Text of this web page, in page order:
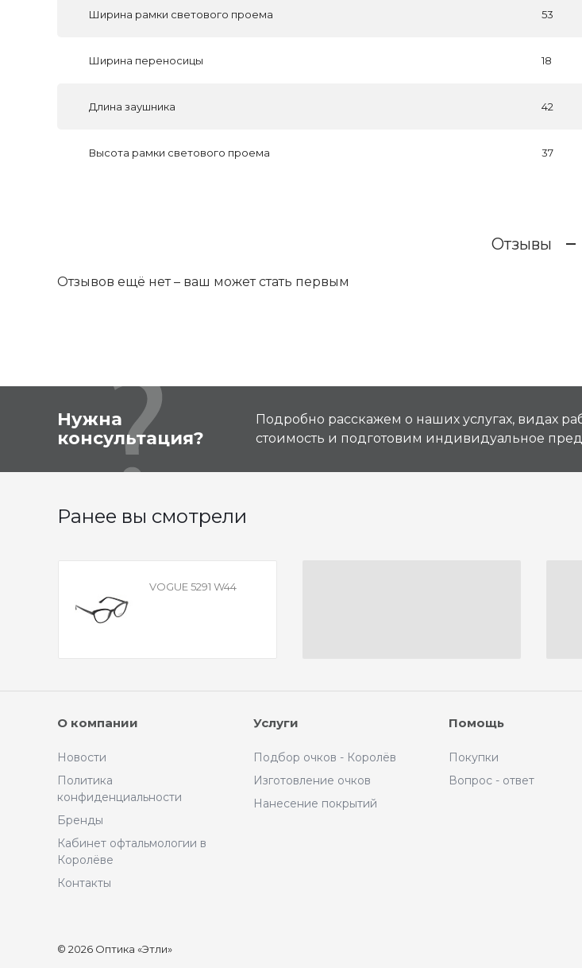
Ширина рамки светового проема 53
Ширина переносицы 18
Длина заушника 42
Высота рамки светового проема 37
Отзывы
Отзывов ещё нет – ваш может стать первым
Нужна
консультация?
Подробно расскажем о наших услугах, видах
стоимость и подготовим индивидуальное
Ранее вы смотрели
VOGUE 5291 W44
О компании
Новости
Политика
конфиденциальности
Бренды
Кабинет офтальмологии в
Королёве
Контакты
Услуги
Подбор очков - Королёв
Изготовление очков
Нанесение покрытий
Помощь
Покупки
Вопрос - ответ
© 2026 Оптика «Этли»